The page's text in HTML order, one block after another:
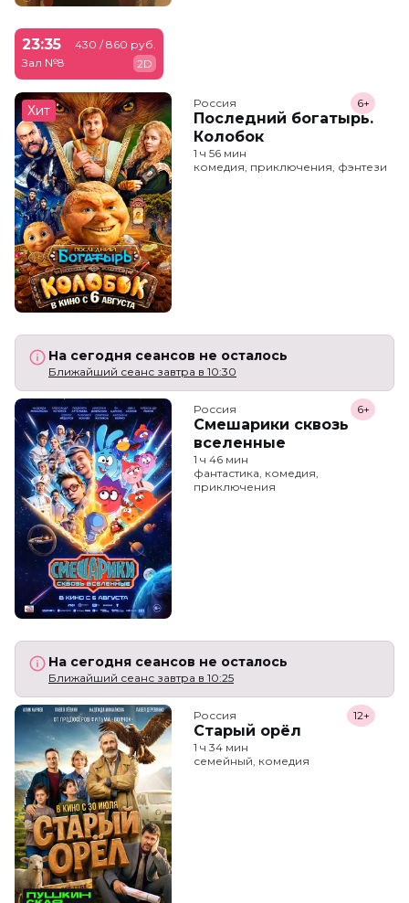
23:35
Зал №8
430 / 860 руб.
2D
Хит Россия
Последний богатырь.
Колобок
6+
1 ч 56 мин
комедия, приключения, фэнтези
На сегодня сеансов не осталось
Ближайший сеанс завтра в 10:30
Россия
Смешарики сквозь
вселенные
6+
1 ч 46 мин
фантастика, комедия,
приключения
На сегодня сеансов не осталось
Ближайший сеанс завтра в 10:25
Россия
Старый орёл
12+
1 ч 34 мин
семейный, комедия